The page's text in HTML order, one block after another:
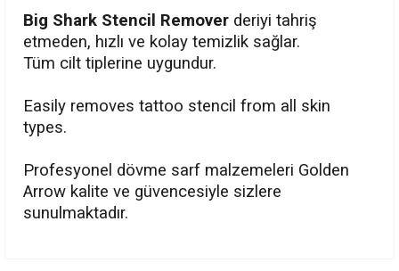
Big Shark Stencil Remover deriyi tahriş
etmeden, hızlı ve kolay temizlik sağlar.
Tüm cilt tiplerine uygundur.
Easily removes tattoo stencil from all skin
types.
Profesyonel dövme sarf malzemeleri Golden
Arrow kalite ve güvencesiyle sizlere
sunulmaktadır.